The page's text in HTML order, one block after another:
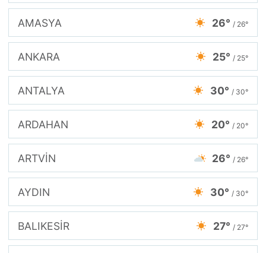
AMASYA 26° / 26°
ANKARA 25° / 25°
ANTALYA 30° / 30°
ARDAHAN 20° / 20°
ARTVİN 26° / 26°
AYDIN 30° / 30°
BALIKESİR 27° / 27°